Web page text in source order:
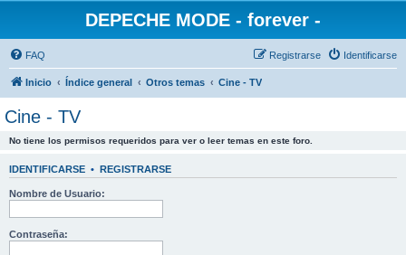
DEPECHE MODE - forever -
FAQ Identificarse
Registrarse
Inicio Índice general Otros temas Cine - TV
Cine - TV
No tiene los permisos requeridos para ver o leer temas en este foro.
IDENTIFICARSE • REGISTRARSE
Nombre de Usuario:
Contraseña: